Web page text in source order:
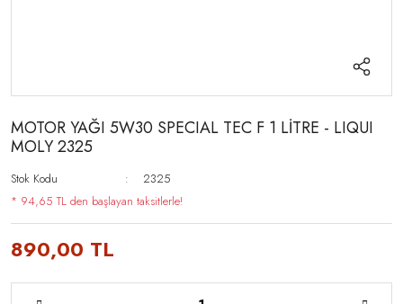
MOTOR YAĞI 5W30 SPECIAL TEC F 1 LİTRE - LIQUI
MOLY 2325
Stok Kodu
2325
* 94,65 TL den başlayan taksitlerle!
890,00 TL